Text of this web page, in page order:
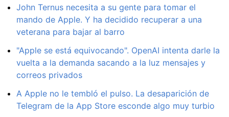
John Ternus necesita a su gente para tomar el
mando de Apple. Y ha decidido recuperar a una
veterana para bajar al barro
"Apple se está equivocando". OpenAI intenta darle la
vuelta a la demanda sacando a la luz mensajes y
correos privados
A Apple no le tembló el pulso. La desaparición de
Telegram de la App Store esconde algo muy turbio